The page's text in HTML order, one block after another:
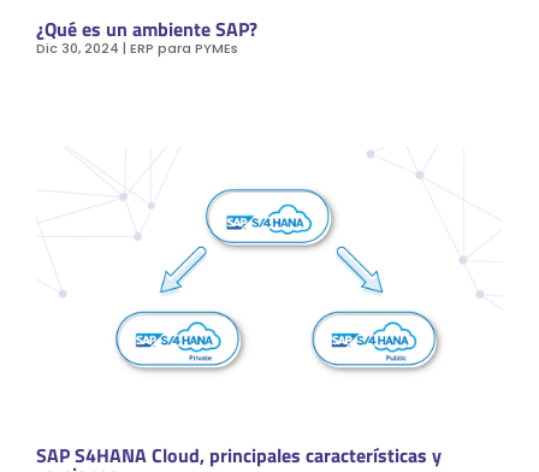
¿Qué es un ambiente SAP?
Dic 30, 2024 |ERP para PYMEs
SAP S4HANA Cloud, principales características y